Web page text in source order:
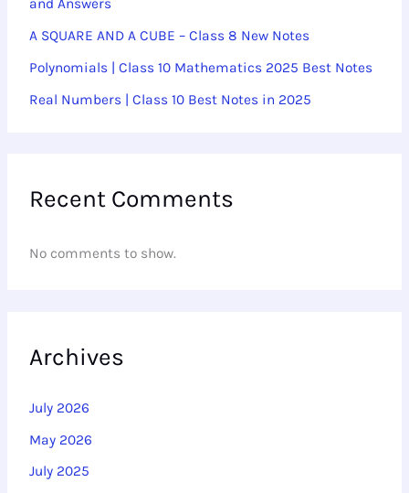
and Answers
A SQUARE AND A CUBE – Class 8 New Notes
Polynomials | Class 10 Mathematics 2025 Best Notes
Real Numbers | Class 10 Best Notes in 2025
Recent Comments
No comments to show.
Archives
July 2026
May 2026
July 2025